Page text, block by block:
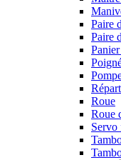
Paire
Paire
Roue
Roue
Servo